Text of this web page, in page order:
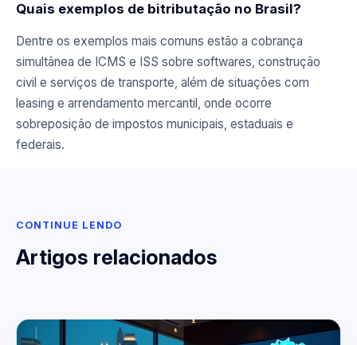
Quais exemplos de bitributação no Brasil?
Dentre os exemplos mais comuns estão a cobrança
simultânea de ICMS e ISS sobre softwares, construção
civil e serviços de transporte, além de situações com
leasing e arrendamento mercantil, onde ocorre
sobreposição de impostos municipais, estaduais e
federais.
CONTINUE LENDO
Artigos relacionados